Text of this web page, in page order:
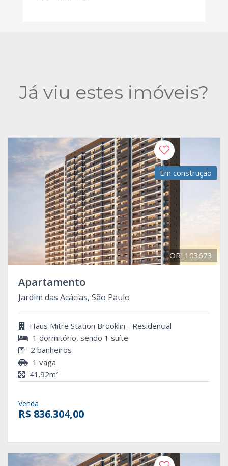
Já viu estes imóveis?
Em construção
ORL103673
Apartamento
Jardim das Acácias, São Paulo
Haus Mitre Station Brooklin - Residencial
1 dormitório, sendo 1 suíte
2 banheiros
1 vaga
41.92m²
Venda
R$ 836.304,00